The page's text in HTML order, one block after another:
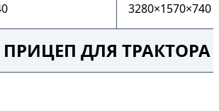
3280×1570×740
ДЛЯ